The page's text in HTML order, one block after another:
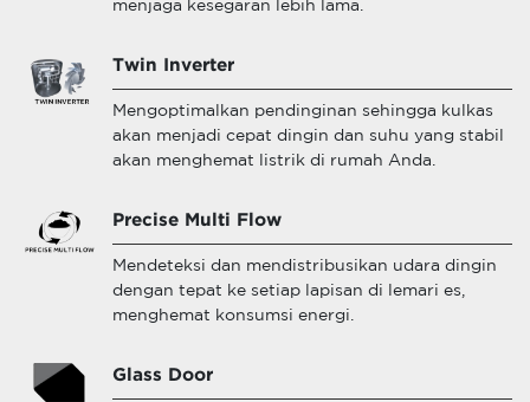
menjaga kesegaran lebih lama.
Twin Inverter
Mengoptimalkan pendinginan sehingga kulkas
akan menjadi cepat dingin dan suhu yang stabil
akan menghemat listrik di rumah Anda.
Precise Multi Flow
Mendeteksi dan mendistribusikan udara dingin
dengan tepat ke setiap lapisan di lemari es,
menghemat konsumsi energi.
Glass Door